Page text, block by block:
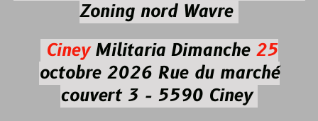
Zoning nord Wavre
CineyMilitaria Dimanche 25
octobre 2026Rue du marché
couvert 3 - 5590 Ciney